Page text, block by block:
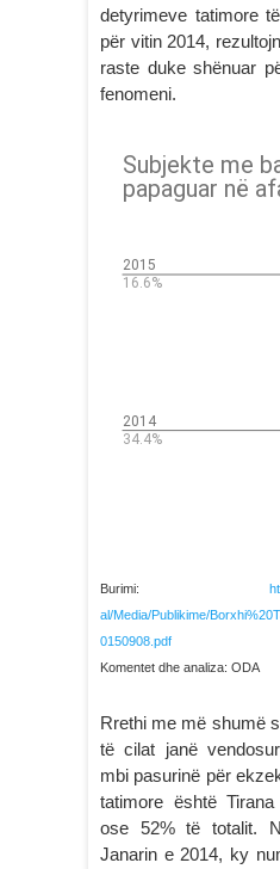
detyrimeve tatimore
për vitin 2014,
raste duke shënuar
fenomeni.
Burimi:
al/Media/Publikime/
0150908.pdf
Komentet dhe analiza: ODA
Rrethi me më shumë
të cilat janë
mbi pasurinë për
tatimore është
ose 52% të totalit.
Janarin e 2014, ky